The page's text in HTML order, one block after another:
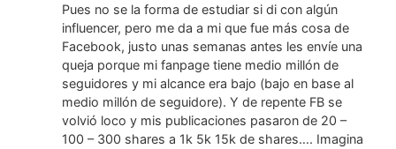
Pues no se la forma de estudiar si di con algún
influencer, pero me da a mi que fue más cosa de
Facebook, justo unas semanas antes les envíe una
queja porque mi fanpage tiene medio millón de
seguidores y mi alcance era bajo (bajo en base al
medio millón de seguidore). Y de repente FB se
volvió loco y mis publicaciones pasaron de 20 –
100 – 300 shares a 1k 5k 15k de shares…. Imagina